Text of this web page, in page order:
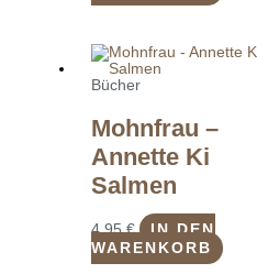
Bücher
Mohnfrau –
Annette Ki
Salmen
4,95€
IN DEN
WARENKORB